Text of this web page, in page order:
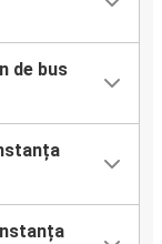
de bus